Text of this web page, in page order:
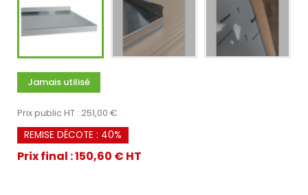
Jamais utilisé
Prix public HT : 251,00 €
REMISE DÉCOTE : 40%
Prix final : 150,60 € HT